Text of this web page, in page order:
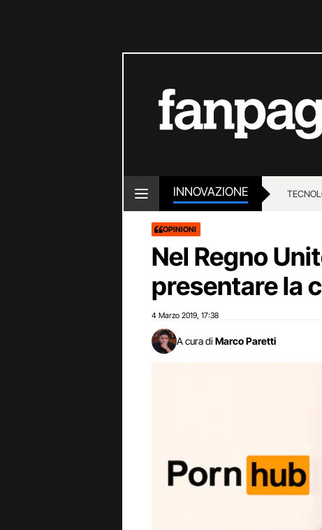
INNOVAZIONE
OPINIONI
Nel Regno
presentare la
4 Marzo 2019 17:38
A cura di Marco Paretti